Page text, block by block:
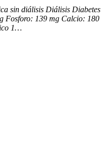
sin diálisis Diálisis Diabetes
Fosforo: 139 mg Calcio: 180
1…